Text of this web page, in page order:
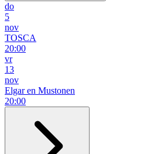
do
5
nov
TOSCA
20:00
vr
13
nov
Elgar en Mustonen
20:00